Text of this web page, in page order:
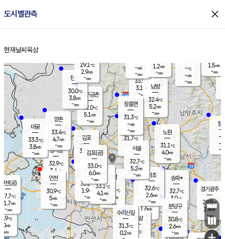
도시별관측 close
홈
현재날씨 육상
의도
℃
m/s
mm
양주
33.9℃
3.1
-mm
과천
31.6℃
1.6m/s
- mm
경기광주
29.8℃
2.4m/s
-mm
경서동
32.9℃
3.4 m/s
-mm
파주금촌
32.0℃
5.1 m/s
-mm
-℃
-m/s
-mm
대곶
33.3℃
3.8m/s
-mm
창
-
-m/
-
탄현
30.0℃
3.8m/s
-mm
1.5m/s
-mm
의왕
- ℃
김포
32.6℃
-m/s
mm
광명
33.2 ℃
4.0 m/s
-mm
부천
33.2℃
1.9m/s
-mm
양촌
33.4℃
4.7m/s
-mm
구로
33.1℃
4.1 m/s
-mm
은평
31.7℃
1.9 m/s
- mm
노원
31.1℃
4.0m/s
-mm
송파*
32.7℃
3.0m/s
-mm
서초
32.6℃
2.6m/s
-mm
남방
32.4℃
5.2m/s
-mm
수리산길
31.3℃
0.2m/s
분당구
30.8℃
2.6m/s
-mm
장흥면
31.3℃
-m/s
-mm
-m/s
-mm
인천(공)
27.7℃
11.7m/s
-mm
김포(공)
33.0℃
6.0m/s
-mm
인천
30.9℃
5m/s
-mm
서울
32.7℃
5.2m/s
-mm
29.1℃
2.9m/s
-mm
1.2m/s
-mm